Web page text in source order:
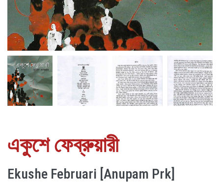
একুশে ফেব্রুয়ারী
Ekushe Februari [Anupam Prk]